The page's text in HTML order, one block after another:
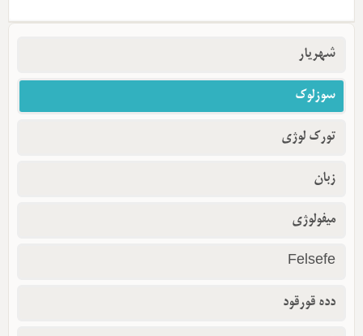
شهریار
سوزلوک
تورک لوژی
زبان
میفولوژی
Felsefe
دده قورقود